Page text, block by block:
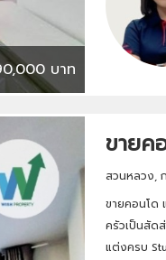
บาท
ขายค
สวนหลวง,
ขายคอนโด
ครัวเป็นสัด
แต่งครบ